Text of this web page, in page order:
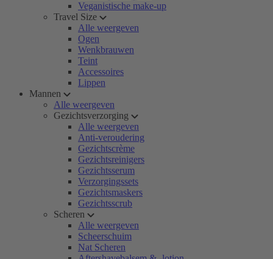
Veganistische make-up
Travel Size
Alle weergeven
Ogen
Wenkbrauwen
Teint
Accessoires
Lippen
Mannen
Alle weergeven
Gezichtsverzorging
Alle weergeven
Anti-veroudering
Gezichtscrème
Gezichtsreinigers
Gezichtsserum
Verzorgingssets
Gezichtsmaskers
Gezichtsscrub
Scheren
Alle weergeven
Scheerschuim
Nat Scheren